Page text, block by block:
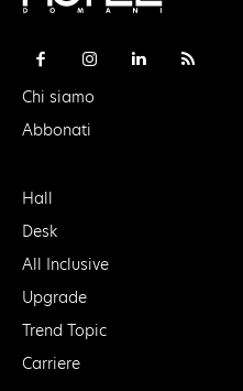
Chi siamo
Abbonati
Hall
Desk
All Inclusive
Upgrade
Trend Topic
Carriere